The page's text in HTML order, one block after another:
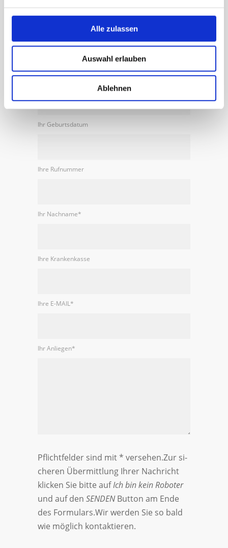
Alle zulassen
Auswahl erlauben
Ablehnen
men.
Online Kontaktformular
Ihr Geburtsdatum
Ihre Rufnummer
Ihr Nachname*
Ihre Krankenkasse
Ihre E-MAIL*
Ihr Anliegen*
Pflichtfelder sind mit* versehen.Zur si­
che­ren Über­mitt­lung Ih­rer Nach­richt
klicken Sie bit­te aufIch bin kein Ro­bo­ter
und auf den SENDENBut­ton am En­de
des For­mu­lars.Wir wer­den Sie so bald
wie mög­lich kon­tak­tie­ren.